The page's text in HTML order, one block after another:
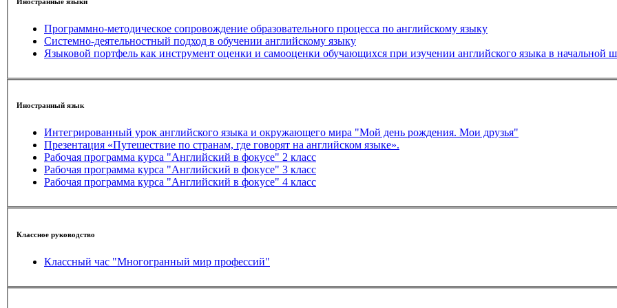
Программно-методическое сопровождение образовательного процесса по английскому языку
Системно-деятельностный подход в обучении английскому языку
Языковой портфель как инструмент оценки и самооценки обучающихся при изучении английского языка в начальной
Иностранный язык
Интегрированный урок английского языка и окружающего мира "Мой день рождения. Мои друзья"
Презентация «Путешествие по странам, где говорят на английском языке».
Рабочая программа курса "Английский в фокусе" 2 класс
Рабочая программа курса "Английский в фокусе" 3 класс
Рабочая программа курса "Английский в фокусе" 4 класс
Классное руководство
Классный час "Многогранный мир профессий"